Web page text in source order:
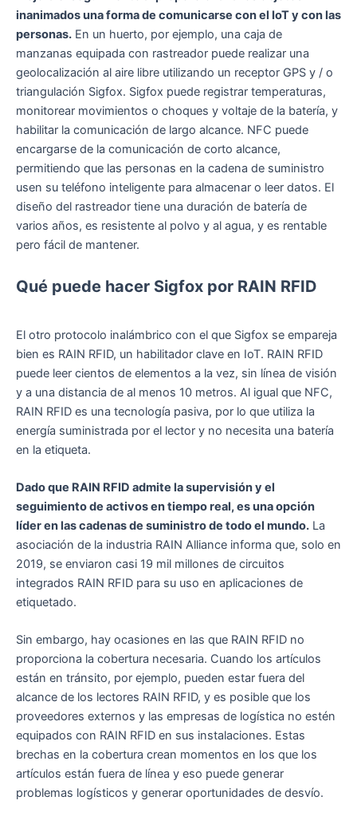
inanimados una forma de comunicarse con el IoT y con las
personas. En un huerto, por ejemplo, una caja de
manzanas equipada con rastreador puede realizar una
geolocalización al aire libre utilizando un receptor GPS y / o
triangulación Sigfox. Sigfox puede registrar temperaturas,
monitorear movimientos o choques y voltaje de la batería, y
habilitar la comunicación de largo alcance. NFC puede
encargarse de la comunicación de corto alcance,
permitiendo que las personas en la cadena de suministro
usen su teléfono inteligente para almacenar o leer datos. El
diseño del rastreador tiene una duración de batería de
varios años, es resistente al polvo y al agua, y es rentable
pero fácil de mantener.
Qué puede hacer Sigfox por RAIN RFID
El otro protocolo inalámbrico con el que Sigfox se empareja
bien es RAIN RFID, un habilitador clave en IoT. RAIN RFID
puede leer cientos de elementos a la vez, sin línea de visión
y a una distancia de al menos 10 metros. Al igual que NFC,
RAIN RFID es una tecnología pasiva, por lo que utiliza la
energía suministrada por el lector y no necesita una batería
en la etiqueta.
Dado que RAIN RFID admite la supervisión y el
seguimiento de activos en tiempo real, es una opción
líder en las cadenas de suministro de todo el mundo. La
asociación de la industria RAIN Alliance informa que, solo en
2019, se enviaron casi 19 mil millones de circuitos
integrados RAIN RFID para su uso en aplicaciones de
etiquetado.
Sin embargo, hay ocasiones en las que RAIN RFID no
proporciona la cobertura necesaria. Cuando los artículos
están en tránsito, por ejemplo, pueden estar fuera del
alcance de los lectores RAIN RFID, y es posible que los
proveedores externos y las empresas de logística no estén
equipados con RAIN RFID en sus instalaciones. Estas
brechas en la cobertura crean momentos en los que los
artículos están fuera de línea y eso puede generar
problemas logísticos y generar oportunidades de desvío.